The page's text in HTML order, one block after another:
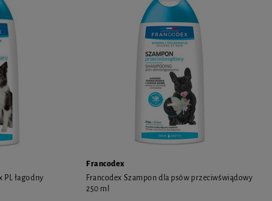
PL łagodny
Francodex
Francodex Szampon dla psów przeciwświądowy
250 ml